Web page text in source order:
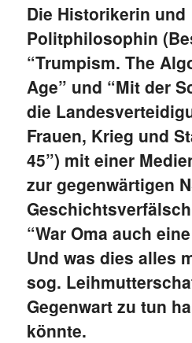
Die Historikerin und
Politphilosophin
“Trumpism. The
Age” und “Mit der
die
Frauen, Krieg und
45”) mit einer
zur gegenwärtigen
“War Oma auch
Und was dies alles
sog.
Gegenwart zu tun
könnte.